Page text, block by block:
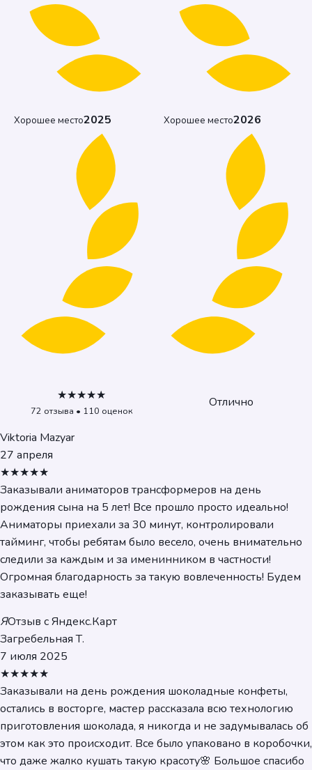
★★★★★
72 отзыва • 110 оценок
Хорошее место2025 Хорошее место2026
Отлично
Viktoria Mazyar
27 апреля
★★★★★
Заказывали аниматоров трансформеров на день
рождения сына на 5 лет! Все прошло просто идеально!
Аниматоры приехали за 30 минут, контролировали
тайминг, чтобы ребятам было весело, очень внимательно
следили за каждым и за именинником в частности!
Огромная благодарность за такую вовлеченность! Будем
заказывать еще!
ЯОтзыв с Яндекс.Карт
Загребельная Т.
7 июля 2025
★★★★★
Заказывали на день рождения шоколадные конфеты,
остались в восторге, мастер рассказала всю технологию
приготовления шоколада, я никогда и не задумывалась об
этом как это происходит. Все было упаковано в коробочки,
что даже жалко кушать такую красоту🌸 Большое спасибо